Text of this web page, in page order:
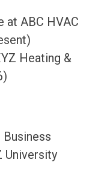
at ABC HVAC
Heating &
Business
University